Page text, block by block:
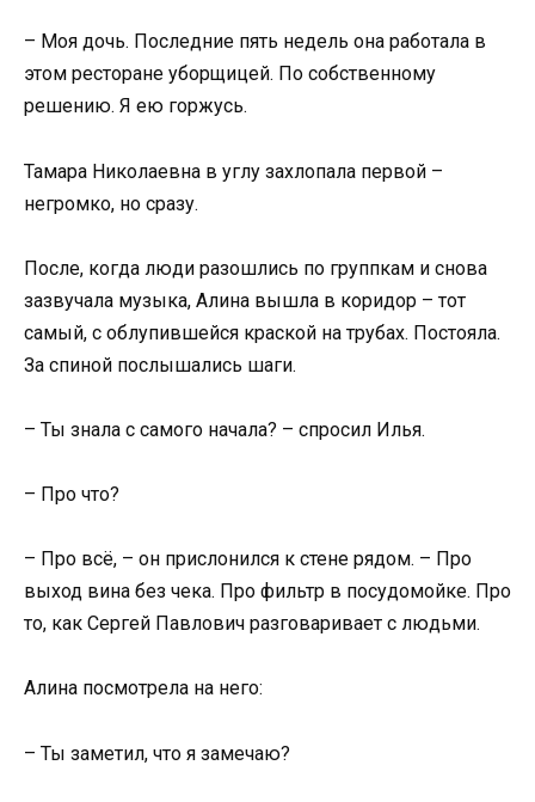
– Моя дочь. Последние пять недель она работала в
этом ресторане уборщицей. По собственному
решению. Я ею горжусь.
Тамара Николаевна в углу захлопала первой –
негромко, но сразу.
После, когда люди разошлись по группкам и снова
зазвучала музыка, Алина вышла в коридор – тот
самый, с облупившейся краской на трубах. Постояла.
За спиной послышались шаги.
– Ты знала с самого начала? – спросил Илья.
– Про что?
– Про всё, – он прислонился к стене рядом. – Про
выход вина без чека. Про фильтр в посудомойке. Про
то, как Сергей Павлович разговаривает с людьми.
Алина посмотрела на него:
– Ты заметил, что я замечаю?